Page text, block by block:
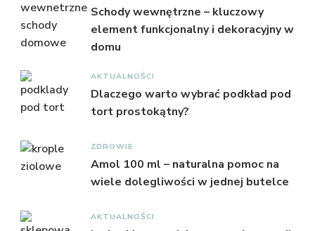
Schody wewnętrzne – kluczowy
element funkcjonalny i dekoracyjny w
domu
AKTUALNOŚCI
Dlaczego warto wybrać podkład pod
tort prostokątny?
ZDROWIE
Amol 100 ml – naturalna pomoc na
wiele dolegliwości w jednej butelce
AKTUALNOŚCI